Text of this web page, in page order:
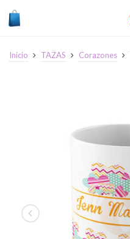
Inicio TAZAS Corazones